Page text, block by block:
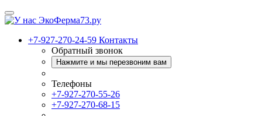
+7-927-270-24-59 Контакты
Обратный звонок
Нажмите и мы перезвоним вам
Телефоны
+7-927-270-55-26
+7-927-270-68-15